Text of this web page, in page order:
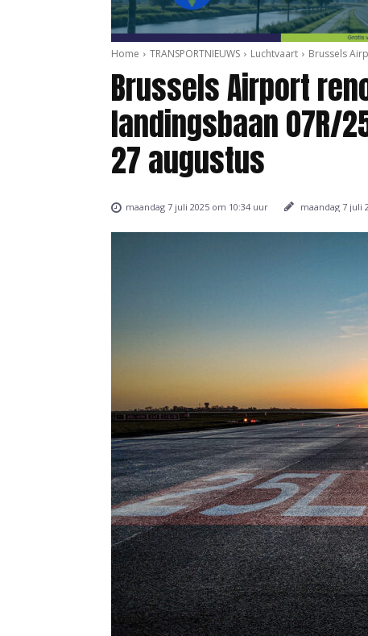
Home TRANSPORTNIEUWS Luchtvaart Brussels
Brussels Airport
landingsbaan 07R/
27 augustus
maandag 7 juli 2025 om 10:34 uur maandag 7 juli